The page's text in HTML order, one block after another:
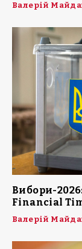
Валерій
Вибори-
Financial
Валерій